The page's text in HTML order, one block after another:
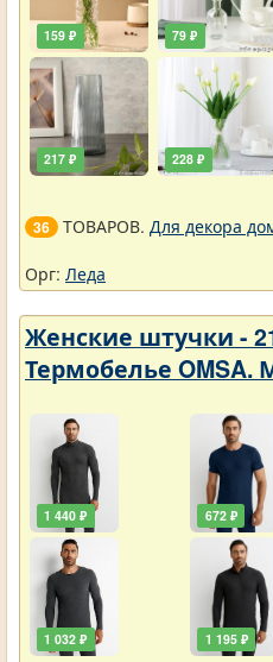
159 ₽
217 ₽
79 ₽
228 ₽
36 ТОВАРОВ. Для декора
Орг: Леда
Женские штучки -
Термобелье OMSA.
1 440 ₽
1 032 ₽
672 ₽
1 195 ₽